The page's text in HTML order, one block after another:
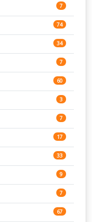
2
153
345
15
16
15
15
14
14
14
15
219
7
74
34
7
60
3
7
17
33
9
7
67